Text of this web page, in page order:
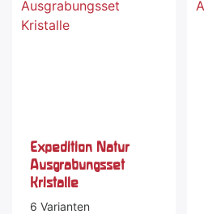
Expedition Natur
Ausgrabungsset
Kristalle
6 Varianten